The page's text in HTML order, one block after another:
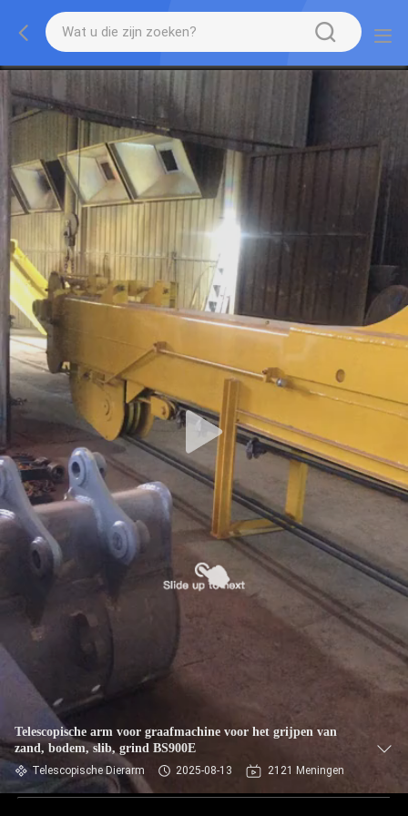
Telescopische arm voor graafmachine voor het grijpen van
zand, bodem, slib, grind BS900E
Telescopische Dierarm 2025-08-13 2121 Meningen